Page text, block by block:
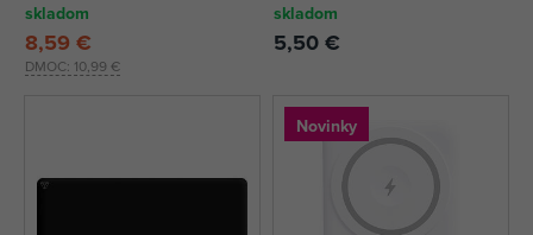
skladom
DMOC: 10,99 €
8,59 €
skladom
5,50 €
Novinky